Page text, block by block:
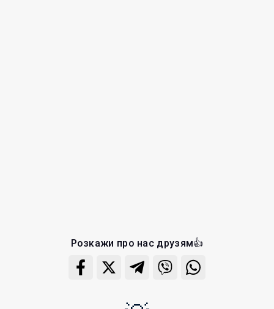
Розкажи про нас друзям👍